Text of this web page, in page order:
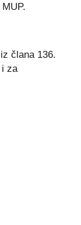
člana 136.
i za